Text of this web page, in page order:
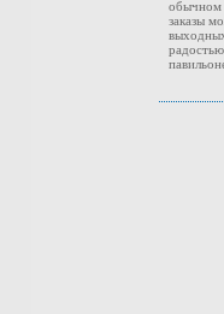
обычном
заказы